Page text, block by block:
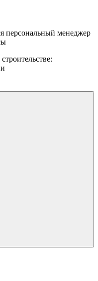
персональный менеджер